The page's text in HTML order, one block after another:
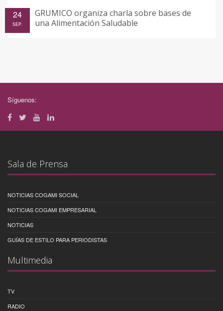
GRUMICO organiza charla sobre bases de
una Alimentación Saludable
24
SEP.
Síguenos:
Sala de Prensa
NOTICIAS COGAMI SOCIAL
NOTICIAS COGAMI EMPRESARIAL
NOTICIAS
GUÍAS DE ESTILO PARA PERIODISTAS
Multimedia
TV
RADIO